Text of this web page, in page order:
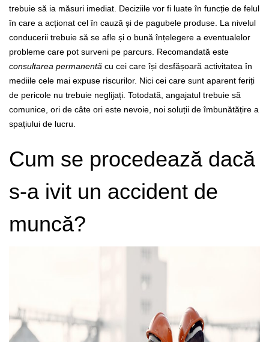
trebuie să ia măsuri imediat. Deciziile vor fi luate în funcție de felul
în care a acționat cel în cauză și de pagubele produse. La nivelul
conducerii trebuie să se afle și o bună înțelegere a eventualelor
probleme care pot surveni pe parcurs. Recomandată este
consultarea permanentă cu cei care își desfășoară activitatea în
mediile cele mai expuse riscurilor. Nici cei care sunt aparent feriți
de pericole nu trebuie neglijați. Totodată, angajatul trebuie să
comunice, ori de câte ori este nevoie, noi soluții de îmbunătățire a
spațiului de lucru.
Cum se procedează dacă
s-a ivit un accident de
muncă?